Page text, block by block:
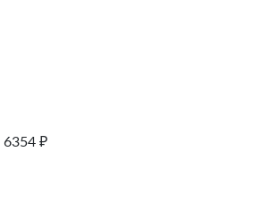
6354 ₽